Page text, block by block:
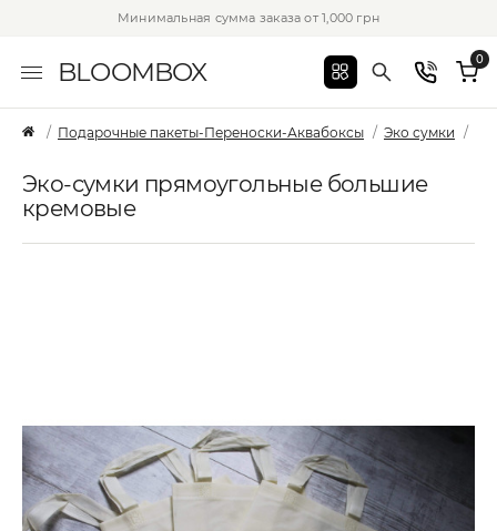
Минимальная сумма заказа от 1,000 грн
BLOOMBOX 0
Подарочные пакеты-Переноски-Аквабоксы Эко сумки
Эко-сумки прямоугольные большие
кремовые